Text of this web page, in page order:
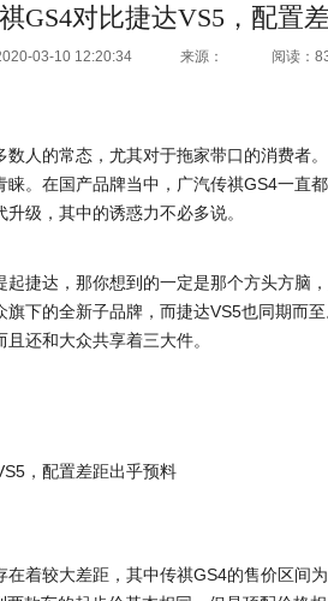
GS4对比捷达VS5，配置
03-10 12:20:34 来源： 阅读：
数人的常态，尤其对于拖家带口的消费者
睐。在国产品牌当中，广汽传祺GS4一直
级，其中的诱惑力不必多说。
起捷达，那你想到的一定是那个方头方脑
旗下的全新子品牌，而捷达VS5也同期而
还和大众共享着三大件。
在着较大差距，其中传祺GS4的售价区间